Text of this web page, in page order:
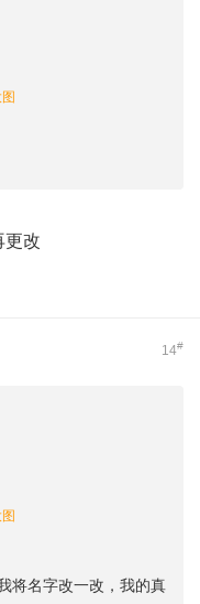
更改
14#
将名字改一改，我的真